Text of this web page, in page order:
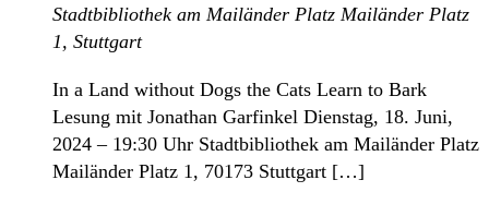
Stadtbibliothek am Mailänder Platz Mailänder Platz
1, Stuttgart
In a Land without Dogs the Cats Learn to Bark
Lesung mit Jonathan Garfinkel Dienstag, 18. Juni,
2024 – 19:30 Uhr Stadtbibliothek am Mailänder Platz
Mailänder Platz 1, 70173 Stuttgart […]